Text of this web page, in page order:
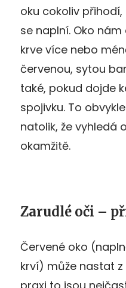
oku cokoliv
se naplní. Oko
krve více nebo
červenou, sytou
také, pokud dojde
spojivku. To
natolik, že vyhledá
okamžitě.
Zarudlé oči –
Červené oko
krví) může nastat